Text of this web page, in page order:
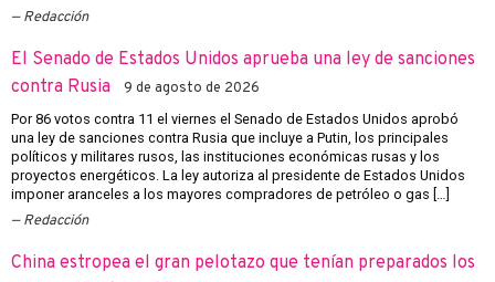
Redacción
El Senado de Estados Unidos aprueba una ley de sanciones
contra Rusia
9 de agosto de 2026
Por 86 votos contra 11 el viernes el Senado de Estados Unidos aprobó
una ley de sanciones contra Rusia que incluye a Putin, los principales
políticos y militares rusos, las instituciones económicas rusas y los
proyectos energéticos. La ley autoriza al presidente de Estados Unidos
imponer aranceles a los mayores compradores de petróleo o gas […]
Redacción
China estropea el gran pelotazo que tenían preparados los